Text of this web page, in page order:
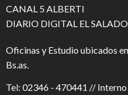
CANAL 5 ALBERTI
DIARIO DIGITAL EL
Oficinas y Estudio ubicados
Bs.as.
Tel: 02346 - 470441 //